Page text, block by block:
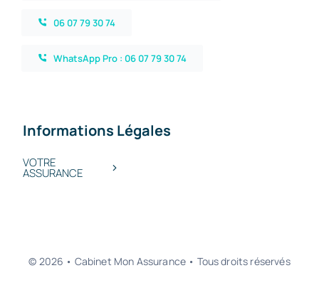
06 07 79 30 74
WhatsApp Pro : 06 07 79 30 74
Informations Légales
VOTRE
ASSURANCE
© 2026 • Cabinet Mon Assurance • Tous droits réservés